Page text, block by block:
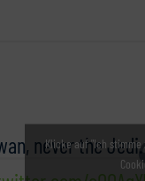
never the
Klicke auf "Ich